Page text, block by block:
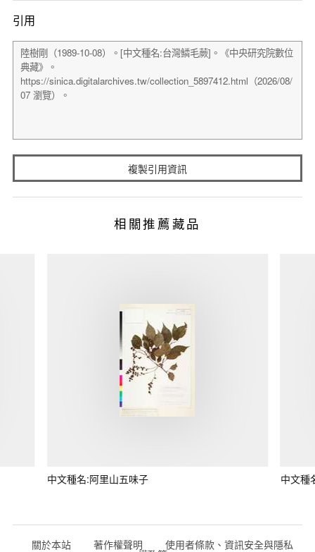
引用
複製引用資訊
相關推薦藏品
中文種名:阿里山五味子 中文種
關於本站 著作權聲明 使用者條款、資訊安全與隱私